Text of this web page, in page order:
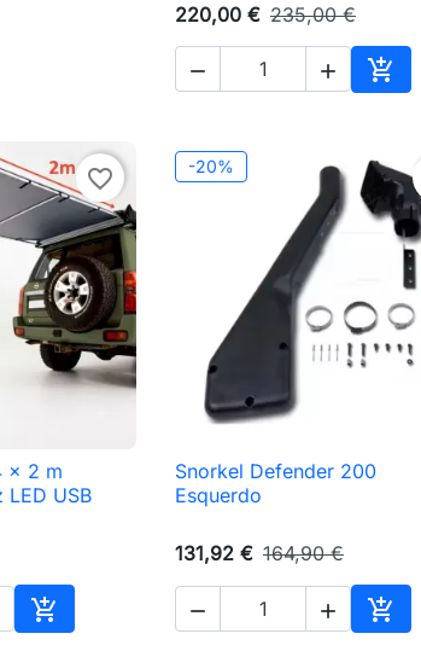
220,00 € 235,00 €
  
favorite_border
x 2 m
LED USB

Adicionar ao carrinho
-20%
 Vista rápida
Snorkel Defender 200
Esquerdo
131,92 € 164,90 €
  